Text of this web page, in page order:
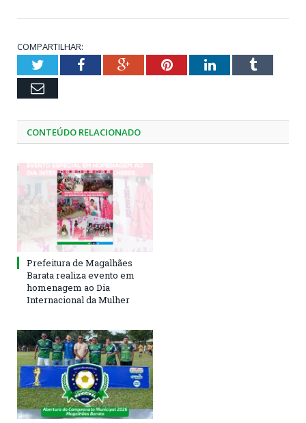
COMPARTILHAR:
TwitterFacebookGoogle+PinterestLinkedInTumblr
Email
CONTEÚDO RELACIONADO
Prefeitura de Magalhães
Barata realiza evento em
homenagem ao Dia
Internacional da Mulher